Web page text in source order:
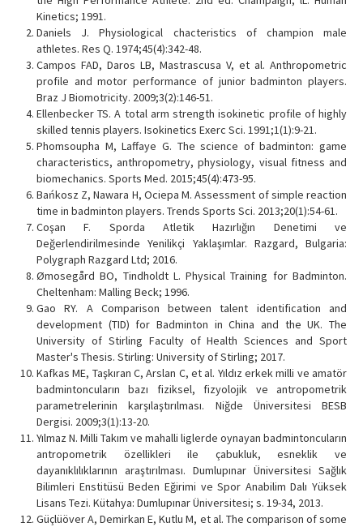
Kinetics; 1991.
Daniels J. Physiological chacteristics of champion male
athletes. Res Q. 1974;45(4):342-48.
Campos FAD, Daros LB, Mastrascusa V, et al. Anthropometric
profile and motor performance of junior badminton players.
Braz J Biomotricity. 2009;3(2):146-51.
Ellenbecker TS. A total arm strength isokinetic profile of highly
skilled tennis players. Isokinetics Exerc Sci. 1991;1(1):9-21.
Phomsoupha M, Laffaye G. The science of badminton: game
characteristics, anthropometry, physiology, visual fitness and
biomechanics. Sports Med. 2015;45(4):473-95.
Bańkosz Z, Nawara H, Ociepa M. Assessment of simple reaction
time in badminton players. Trends Sports Sci. 2013;20(1):54-61.
Coşan F. Sporda Atletik Hazırlığın Denetimi ve
Değerlendirilmesinde Yenilikçi Yaklaşımlar. Razgard, Bulgaria:
Polygraph Razgard Ltd; 2016.
Ømosegård BO, Tindholdt L. Physical Training for Badminton.
Cheltenham: Malling Beck; 1996.
Gao RY. A Comparison between talent identification and
development (TID) for Badminton in China and the UK. The
University of Stirling Faculty of Health Sciences and Sport
Master's Thesis. Stirling: University of Stirling; 2017.
Kafkas ME, Taşkıran C, Arslan C, et al. Yıldız erkek milli ve amatör
badmintoncuların bazı fiziksel, fizyolojik ve antropometrik
parametrelerinin karşılaştırılması. Niğde Üniversitesi BESB
Dergisi. 2009;3(1):13-20.
Yılmaz N. Milli Takım ve mahalli liglerde oynayan badmintoncuların
antropometrik özellikleri ile çabukluk, esneklik ve
dayanıklılıklarının araştırılması. Dumlupınar Üniversitesi Sağlık
Bilimleri Enstitüsü Beden Eğirimi ve Spor Anabilim Dalı Yüksek
Lisans Tezi. Kütahya: Dumlupınar Üniversitesi; s. 19-34, 2013.
Güçlüöver A, Demirkan E, Kutlu M, et al. The comparison of some